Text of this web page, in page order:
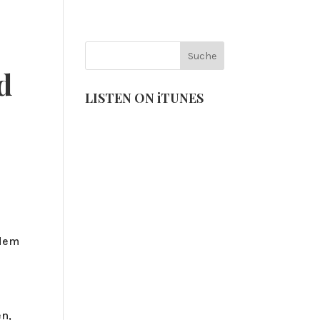
NEUIGKEITEN 1
LISTEN ON iTUNES